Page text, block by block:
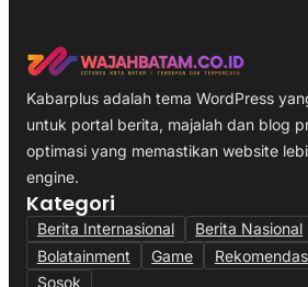
Kabarplus adalah tema WordPress
untuk portal berita, majalah dan blog
optimasi yang memastikan website
engine.
Kategori
Berita Internasional Berita Nasional
Bolatainment
Game
Sosok